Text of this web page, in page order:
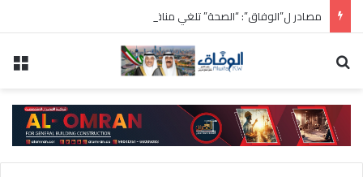
مصادر ل”الوفاق”: “الصحة” تلغي مناقصة شراء 200 سيارة إسعاف